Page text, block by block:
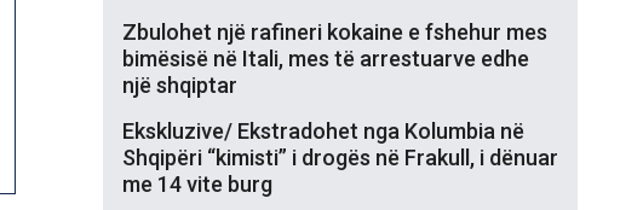
Zbulohet një rafineri kokaine e fshehur mes
bimësisë në Itali, mes të arrestuarve edhe
një shqiptar
Ekskluzive/ Ekstradohet nga Kolumbia në
Shqipëri “kimisti” i drogës në Frakull, i dënuar
me 14 vite burg